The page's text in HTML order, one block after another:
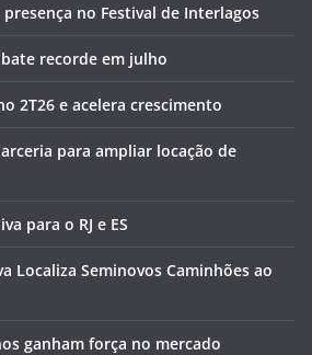
no Festival de Interlagos
recorde em julho
2T26 e acelera crescimento
para ampliar locação de
para o RJ e ES
Localiza Seminovos Caminhões ao
ganham força no mercado